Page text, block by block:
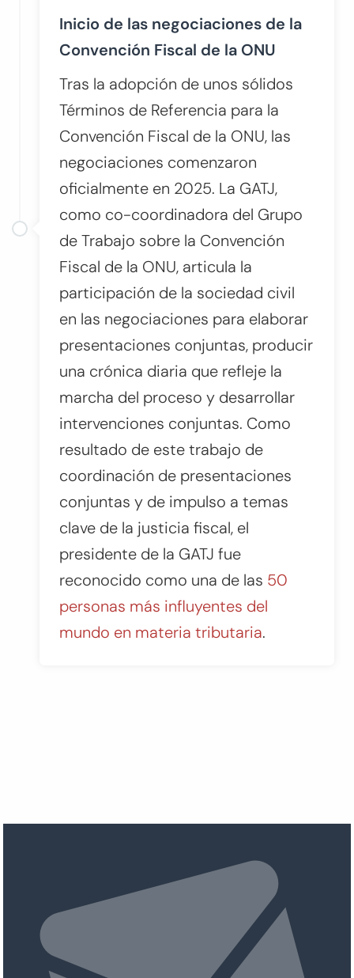
Inicio de las negociaciones de la
Convención Fiscal de la ONU
Tras la adopción de unos sólidos
Términos de Referencia para la
Convención Fiscal de la ONU, las
negociaciones comenzaron
oficialmente en 2025. La GATJ,
como co-coordinadora del Grupo
de Trabajo sobre la Convención
Fiscal de la ONU, articula la
participación de la sociedad civil
en las negociaciones para elaborar
presentaciones conjuntas, producir
una crónica diaria que refleje la
marcha del proceso y desarrollar
intervenciones conjuntas. Como
resultado de este trabajo de
coordinación de presentaciones
conjuntas y de impulso a temas
clave de la justicia fiscal, el
presidente de la GATJ fue
reconocido como una de las 50
personas más influyentes del
mundo en materia tributaria.